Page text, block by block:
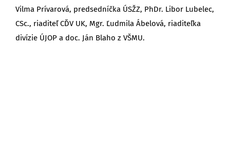
Vilma Prívarová, predsedníčka ÚSŽZ, PhDr. Libor Lubelec,
CSc., riaditeľ CĎV UK, Mgr. Ľudmila Ábelová, riaditeľka
divízie ÚJOP a doc. Ján Blaho z VŠMU.